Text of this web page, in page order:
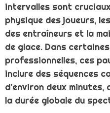
intervalles sont
physique des joueurs,
des entraîneurs et la
de glace. Dans
professionnelles, ces
inclure des séquences
d’environ deux
la durée globale du